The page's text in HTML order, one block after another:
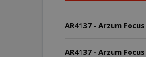
AR4137 - Arzum
AR4137 - Arzum